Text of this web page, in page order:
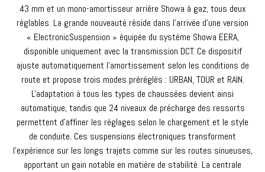
43 mm et un mono-amortisseur arrière Showa à gaz, tous deux
réglables. La grande nouveauté réside dans l'arrivée d'une version
« ElectronicSuspension » équipée du système Showa EERA,
disponible uniquement avec la transmission DCT. Ce dispositif
ajuste automatiquement l'amortissement selon les conditions de
route et propose trois modes préréglés : URBAN, TOUR et RAIN.
L'adaptation à tous les types de chaussées devient ainsi
automatique, tandis que 24 niveaux de précharge des ressorts
permettent d'affiner les réglages selon le chargement et le style
de conduite. Ces suspensions électroniques transforment
l'expérience sur les longs trajets comme sur les routes sinueuses,
apportant un gain notable en matière de stabilité. La centrale